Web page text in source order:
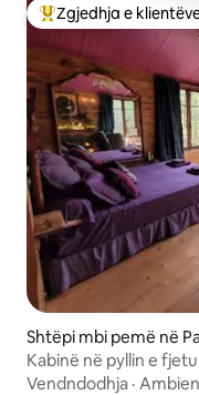
Më të mirat e
Zgjedhja e
Shtëpi mbi pemë në
Kabinë në pyllin e
Vendndodhja ·